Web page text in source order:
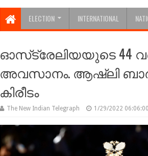
ELECTION INTERNATIONAL
ഓസ്‌ട്രേലിയയുടെ 44
അവസാനം. ആഷ്‌ലി
കിരീടം
The New Indian Telegraph 1/29/2022